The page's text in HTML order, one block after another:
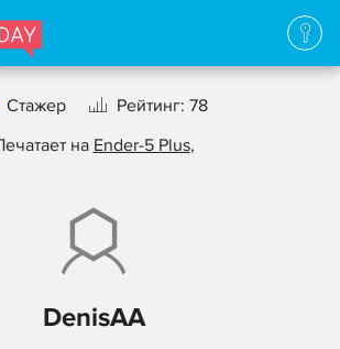
Стажер
Рейтинг: 78
на Ender-5 Plus,
DenisAA